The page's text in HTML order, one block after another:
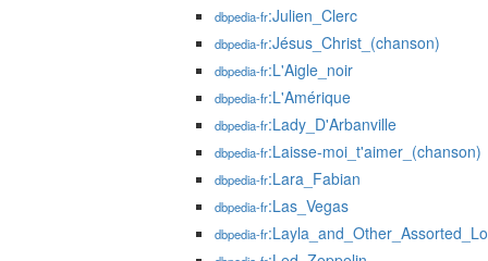
dbpedia-fr:Julien_Clerc
dbpedia-fr:Jésus_Christ_(chanson)
dbpedia-fr:L'Aigle_noir
dbpedia-fr:L'Amérique
dbpedia-fr:Lady_D'Arbanville
dbpedia-fr:Laisse-moi_t'aimer_(chanson)
dbpedia-fr:Lara_Fabian
dbpedia-fr:Las_Vegas
dbpedia-fr